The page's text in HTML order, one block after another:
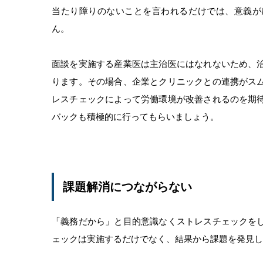
当たり障りのないことを言われるだけでは、意義
ん。
面談を実施する産業医は主治医にはなれないため
ります。その場合、企業とクリニックとの連携が
レスチェックによって労働環境が改善されるのを
バックも積極的に行ってもらいましょう。
課題解消につながらない
「義務だから」と目的意識なくストレスチェック
ェックは実施するだけでなく、結果から課題を発見